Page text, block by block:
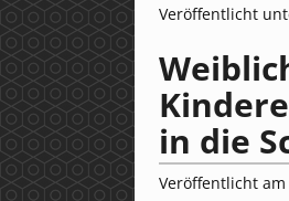
Veröffentlicht
in die
Veröffentlicht am